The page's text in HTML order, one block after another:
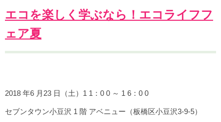
エコを楽しく学ぶなら！エコライフフ
ェア夏
2018 年6 月23 日（土）1 1：0 0 ～ 1 6：0 0
セブンタウン小豆沢 1 階 アベニュー（板橋区小豆沢3-9-5）